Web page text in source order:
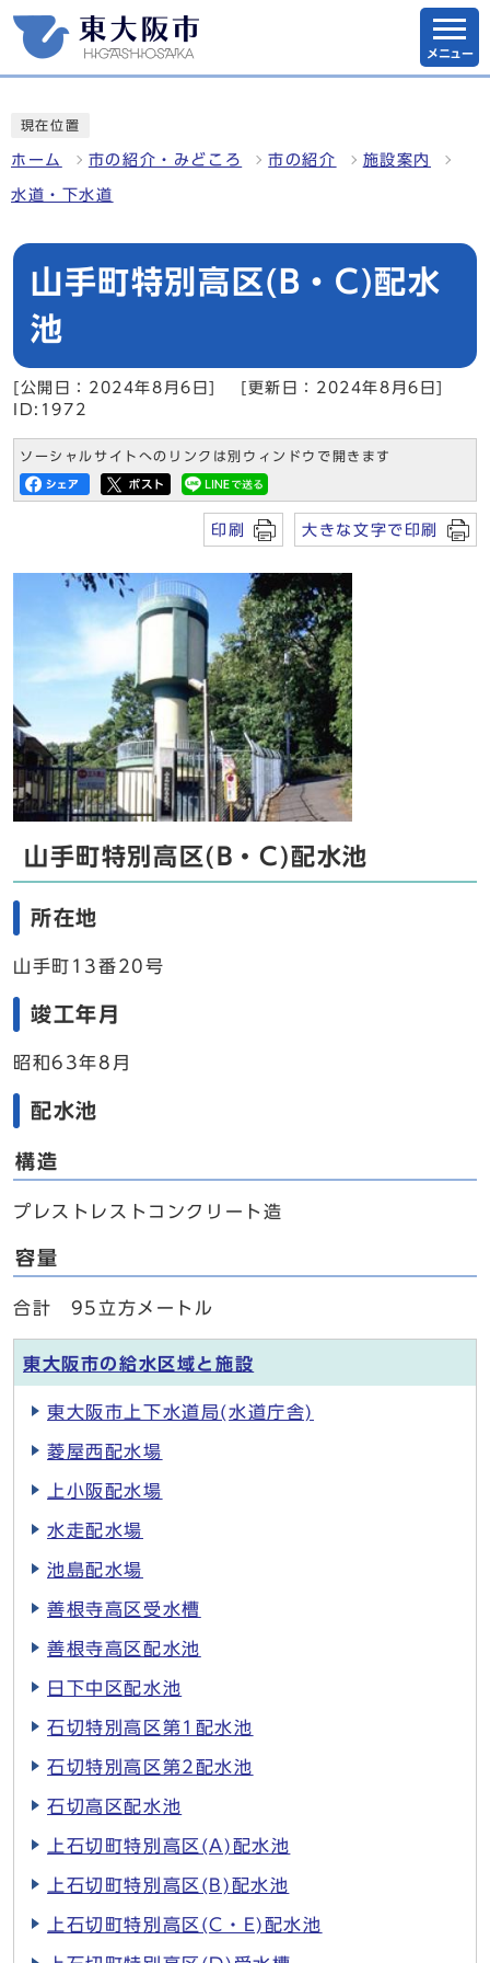
メニュー
現在位置
ホーム 市の紹介・みどころ 市の紹介 施設案内
水道・下水道
山手町特別高区(B・C)配水
池
[公開日：2024年8月6日]
[更新日：2024年8月6日]
ID:1972
ソーシャルサイトへのリンクは別ウィンドウで開きます
印刷 大きな文字で印刷
山手町特別高区(B・C)配水池
所在地
山手町13番20号
竣工年月
昭和63年8月
配水池
構造
プレストレストコンクリート造
容量
合計 95立方メートル
東大阪市の給水区域と施設
東大阪市上下水道局(水道庁舎)
菱屋西配水場
上小阪配水場
水走配水場
池島配水場
善根寺高区受水槽
善根寺高区配水池
日下中区配水池
石切特別高区第1配水池
石切特別高区第2配水池
石切高区配水池
上石切町特別高区(A)配水池
上石切町特別高区(B)配水池
上石切町特別高区(C・E)配水池